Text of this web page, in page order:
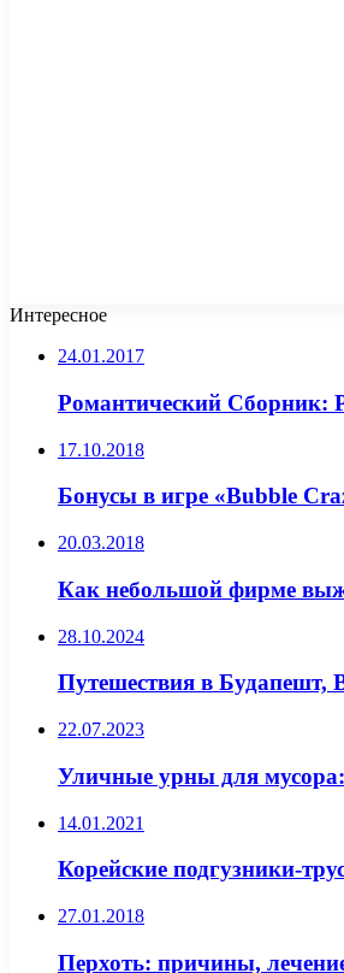
Интересное
24.01.2017
Романтический Сборник:
17.10.2018
Бонусы в игре «Bubble
20.03.2018
Как небольшой фирме
28.10.2024
Путешествия в Будапешт,
22.07.2023
Уличные урны для
14.01.2021
Корейские подгузники-
27.01.2018
Перхоть: причины,